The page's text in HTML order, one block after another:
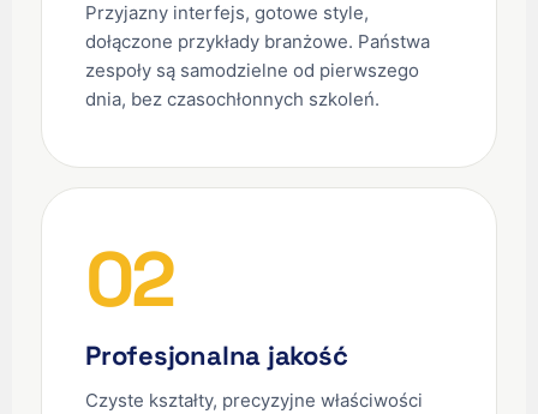
Przyjazny interfejs, gotowe style,
dołączone przykłady branżowe. Państwa
zespoły są samodzielne od pierwszego
dnia, bez czasochłonnych szkoleń.
02
Profesjonalna jakość
Czyste kształty, precyzyjne właściwości